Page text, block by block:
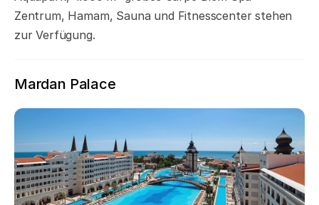
Zentrum, Hamam, Sauna und Fitnesscenter stehen
zur Verfügung.
Mardan Palace